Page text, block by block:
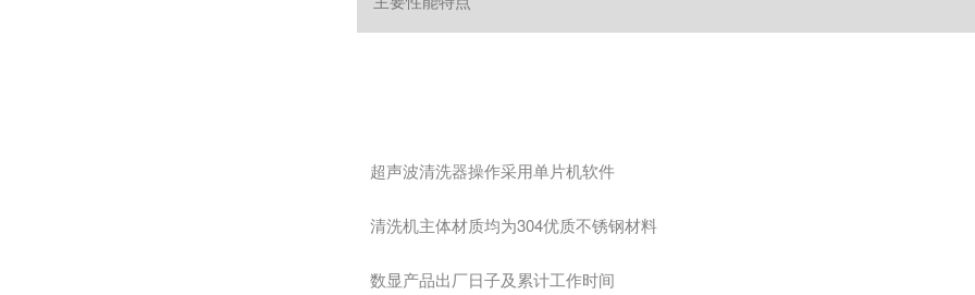
超声波清洗器操作采用单片机软件
清洗机主体材质均为304优质不锈钢材料
数显产品出厂日子及累计工作时间